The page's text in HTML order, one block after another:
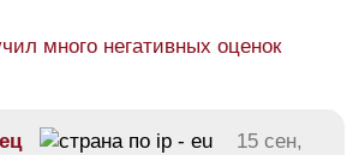
много негативных оценок
15 сен,